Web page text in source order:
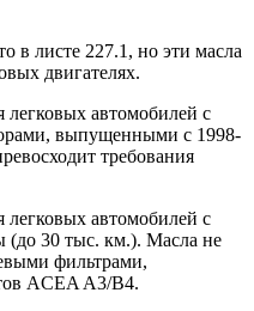
в листе 227.1, но эти масла
двигателях.
автомобилей с
выпущенными с 1998-
требования
автомобилей с
(до 30 тыс. км.). Масла не
фильтрами,
ACEA A3/B4.